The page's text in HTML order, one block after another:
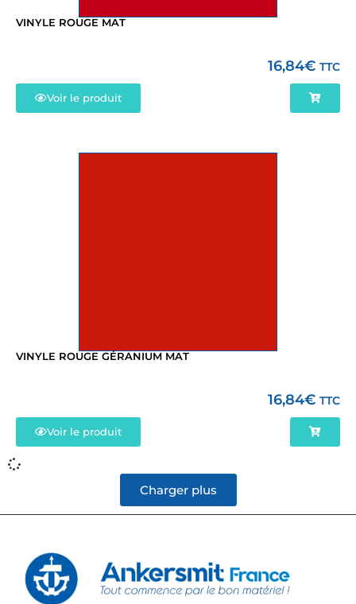
VINYLE ROUGE MAT
16,84€ TTC
Voir le produit
VINYLE ROUGE GÉRANIUM MAT
16,84€ TTC
Voir le produit
Charger plus